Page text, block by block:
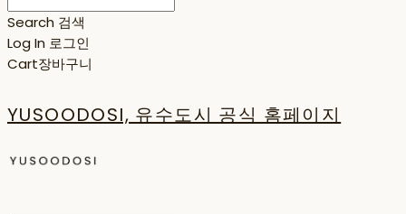
Search 검색
Log In 로그인
Cart장바구니
YUSOODOSI, 유수도시 공식 홈페이지